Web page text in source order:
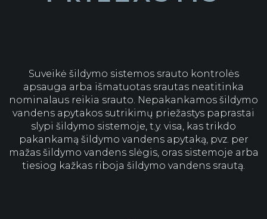
Suveikė šildymo sistemos srauto kontrolės
apsauga arba išmatuotas srautas neatitinka
nominalaus reikia srauto. Nepakankamos šildymo
vandens apytakos sutrikimų priežastys paprastai
slypi šildymo sistemoje, t.y. visa, kas trikdo
pakankamą šildymo vandens apytaką, pvz. per
mažas šildymo vandens slėgis, oras sistemoje arba
tiesiog kažkas riboja šildymo vandens srautą.